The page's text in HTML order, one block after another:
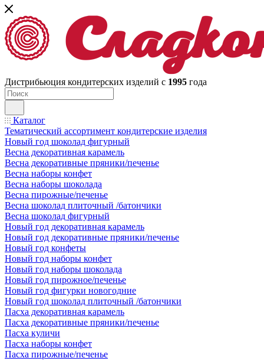
Дистрибьюция кондитерских изделий с 1995 года
Каталог
Тематический ассортимент кондитерские изделия
Новый год шоколад фигурный
Весна декоративная карамель
Весна декоративные пряники/печенье
Весна наборы конфет
Весна наборы шоколада
Весна пирожные/печенье
Весна шоколад плиточный /батончики
Весна шоколад фигурный
Новый год декоративная карамель
Новый год декоративные пряники/печенье
Новый год конфеты
Новый год наборы конфет
Новый год наборы шоколада
Новый год пирожное/печенье
Новый год фигурки новогодние
Новый год шоколад плиточный /батончики
Пасха декоративная карамель
Пасха декоративные пряники/печенье
Пасха куличи
Пасха наборы конфет
Пасха пирожные/печенье